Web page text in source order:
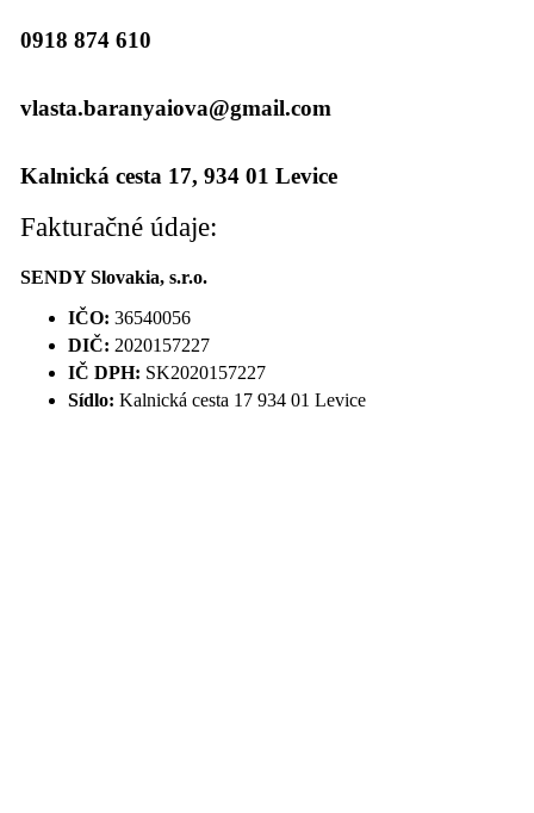
0918 874 610
vlasta.baranyaiova@gmail.com
Kalnická cesta 17, 934 01 Levice
Fakturačné údaje:
SENDY Slovakia, s.r.o.
IČO: 36540056
DIČ: 2020157227
IČ DPH: SK2020157227
Sídlo: Kalnická cesta 17 934 01 Levice